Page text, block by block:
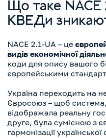
Що таке NACE
КВЕДи
NACE 2.1-UA – це
видів економічної
коди для опису вашого
європейськими
Україна переходить на
Євросоюз – щоб
відображала реальну
друге, була сумісною з
гармонізації